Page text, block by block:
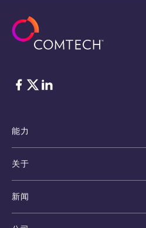
脸书 Twitter
ǞǞǞ
能力
关于
新闻